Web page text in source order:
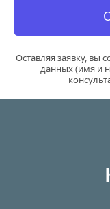
Оставляя заявку, вы
данных (имя и